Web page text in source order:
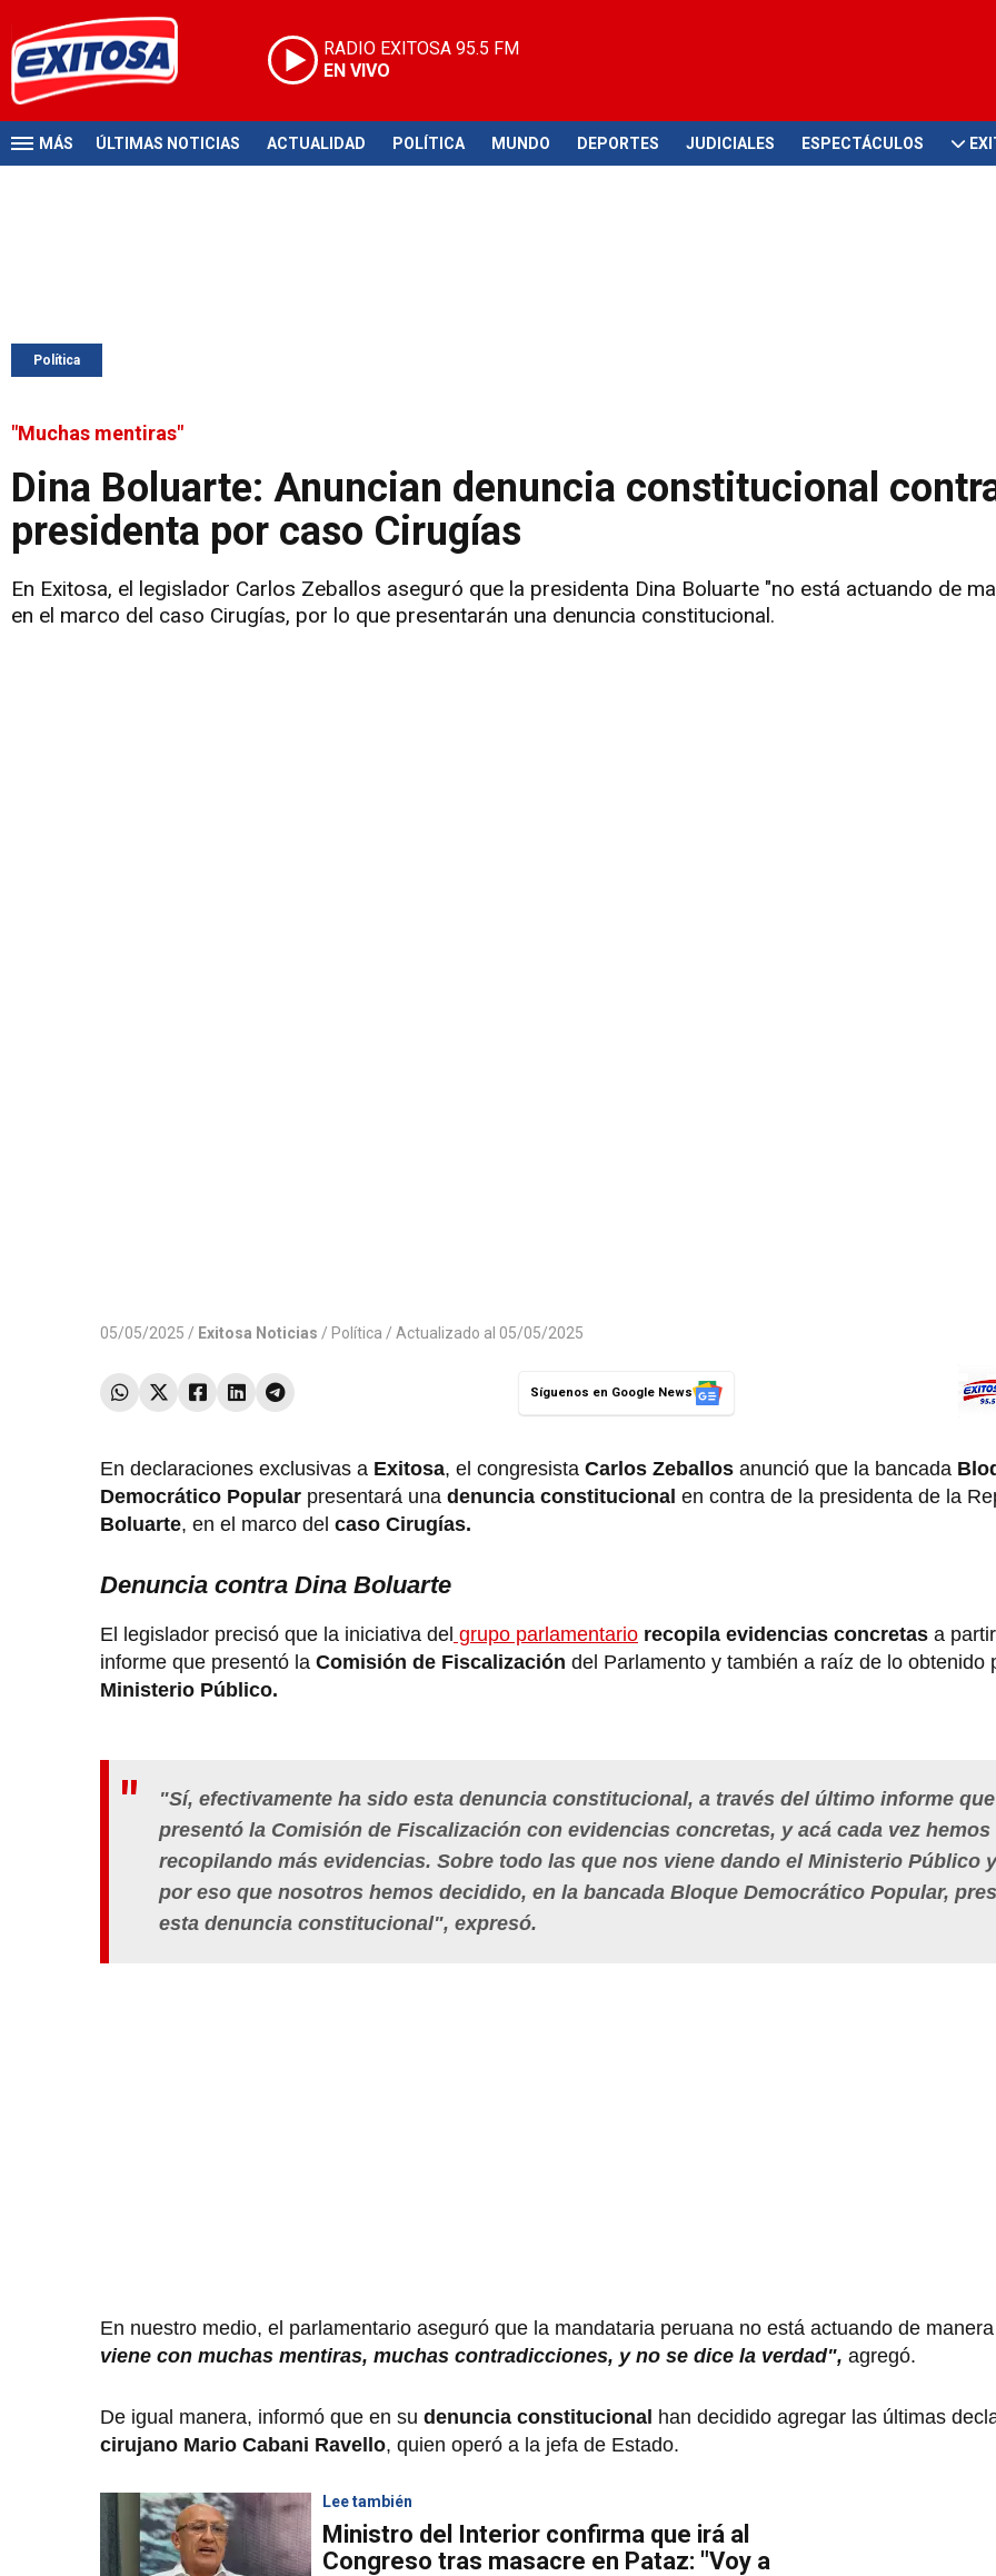
RADIO EXITOSA 95.5 FM
EN VIVO
MÁS ÚLTIMAS NOTICIAS ACTUALIDAD POLÍTICA MUNDO DEPORTES JUDICIALES ESPECTÁCULOS
Política
"Muchas mentiras"
Dina Boluarte: Anuncian denuncia constitucional
presidenta por caso Cirugías
En Exitosa, el legislador Carlos Zeballos aseguró que la presidenta Dina Boluarte "no está actuando de
en el marco del caso Cirugías, por lo que presentarán una denuncia constitucional.
05/05/2025 / Exitosa Noticias / Política / Actualizado al 05/05/2025
Síguenos en Google News
En declaraciones exclusivas a Exitosa, el congresista Carlos Zeballos anunció que la bancada
Democrático Popular presentará una denuncia constitucional en contra de la presidenta de la
Boluarte, en el marco del caso Cirugías.
Denuncia contra Dina Boluarte
El legislador precisó que la iniciativa del grupo parlamentario recopila evidencias concretas a
informe que presentó la Comisión de Fiscalización del Parlamento y también a raíz de lo obtenido
Ministerio Público.
"Sí, efectivamente ha sido esta denuncia constitucional, a través del último informe que
presentó la Comisión de Fiscalización con evidencias concretas, y acá cada vez hemos
recopilando más evidencias. Sobre todo las que nos viene dando el Ministerio Público
por eso que nosotros hemos decidido, en la bancada Bloque Democrático Popular,
esta denuncia constitucional", expresó.
En nuestro medio, el parlamentario aseguró que la mandataria peruana no está actuando de
viene con muchas mentiras, muchas contradicciones, y no se dice la verdad", agregó.
De igual manera, informó que en su denuncia constitucional han decidido agregar las últimas
cirujano Mario Cabani Ravello, quien operó a la jefa de Estado.
Lee también
Ministro del Interior confirma que irá al
Congreso tras masacre en Pataz: "Voy a